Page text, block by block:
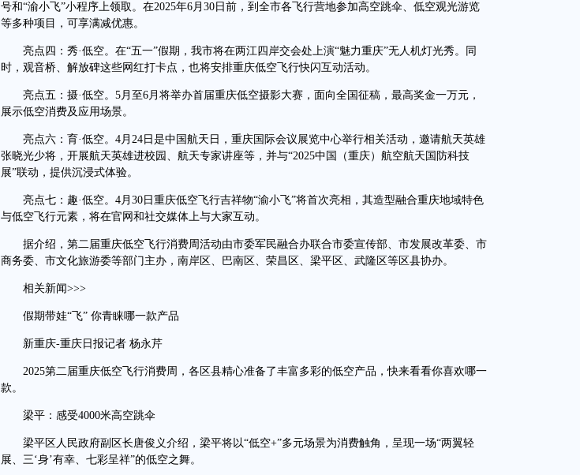
号和“渝小飞”小程序上领取。在2025年6月30日前，到全市各飞行营地参加高空跳伞、低空观光游览
等多种项目，可享满减优惠。
亮点四：秀·低空。在“五一”假期，我市将在两江四岸交会处上演“魅力重庆”无人机灯光秀。同
时，观音桥、解放碑这些网红打卡点，也将安排重庆低空飞行快闪互动活动。
亮点五：摄·低空。5月至6月将举办首届重庆低空摄影大赛，面向全国征稿，最高奖金一万元，
展示低空消费及应用场景。
亮点六：育·低空。4月24日是中国航天日，重庆国际会议展览中心举行相关活动，邀请航天英雄
张晓光少将，开展航天英雄进校园、航天专家讲座等，并与“2025中国（重庆）航空航天国防科技
展”联动，提供沉浸式体验。
亮点七：趣·低空。4月30日重庆低空飞行吉祥物“渝小飞”将首次亮相，其造型融合重庆地域特色
与低空飞行元素，将在官网和社交媒体上与大家互动。
据介绍，第二届重庆低空飞行消费周活动由市委军民融合办联合市委宣传部、市发展改革委、市
商务委、市文化旅游委等部门主办，南岸区、巴南区、荣昌区、梁平区、武隆区等区县协办。
相关新闻>>>
假期带娃“飞” 你青睐哪一款产品
新重庆-重庆日报记者 杨永芹
2025第二届重庆低空飞行消费周，各区县精心准备了丰富多彩的低空产品，快来看看你喜欢哪一
款。
梁平：感受4000米高空跳伞
梁平区人民政府副区长唐俊义介绍，梁平将以“低空+”多元场景为消费触角，呈现一场“两翼轻
展、三‘身’有幸、七彩呈祥”的低空之舞。